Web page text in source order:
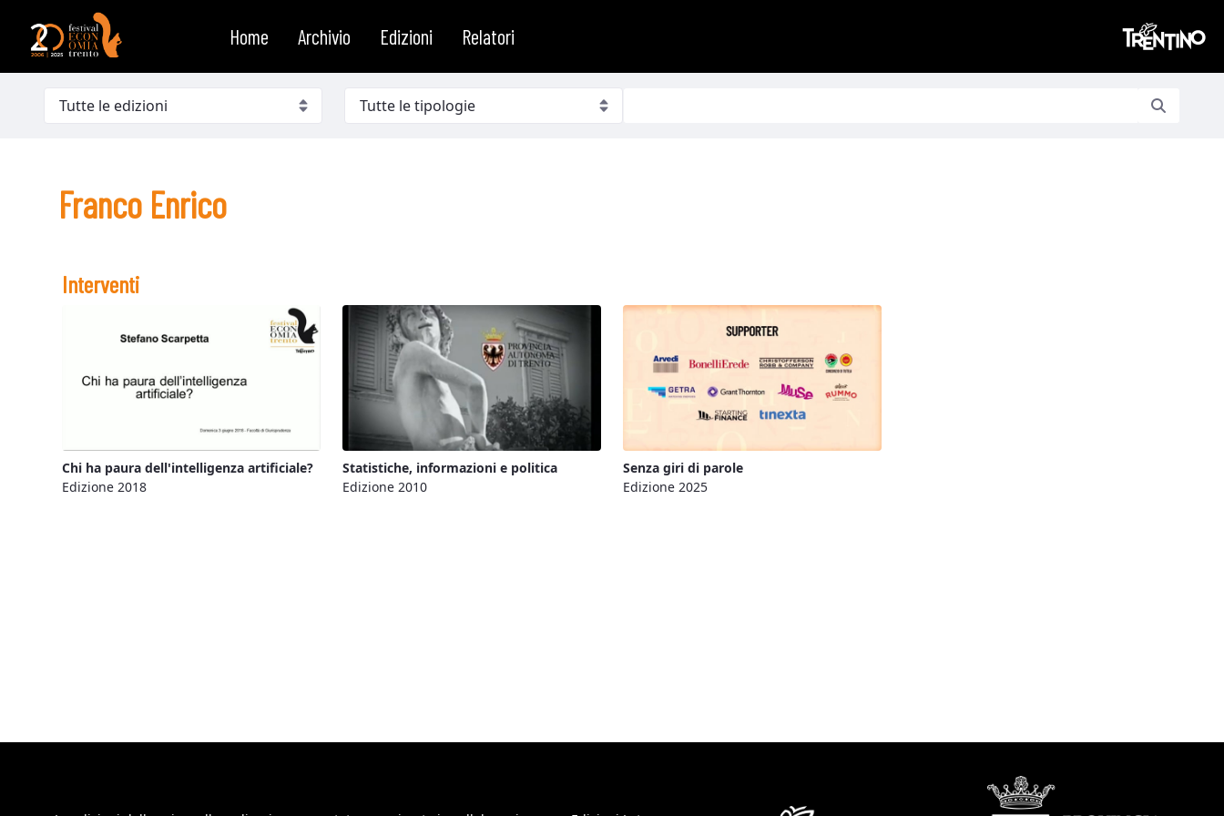
Salta al contenuto
Franco Enrico
Home Archivio Edizioni Relatori
Franco Enrico
Interventi
Chi ha paura dell'intelligenza artificiale?
Edizione 2018
Statistiche, informazioni e politica
Edizione 2010
Senza giri di parole
Edizione 2025